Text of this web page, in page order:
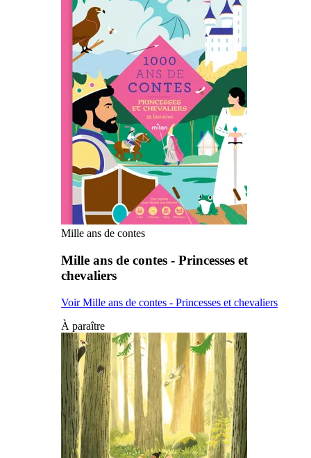
Mille ans de contes
Mille ans de contes - Princesses et
chevaliers
Voir Mille ans de contes - Princesses et chevaliers
À paraître